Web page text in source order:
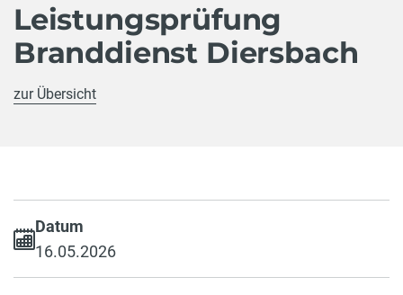
Leistungsprüfung
Branddienst Diersbach
zur Übersicht
Datum
16.05.2026